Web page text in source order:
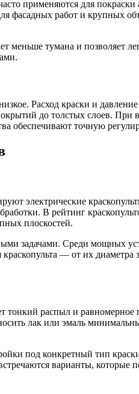
применяются для
фасадных работ и крупных
тумана и позволяет
Расход краски и
до толстых слоев. При
обеспечивают точную
электрические
В рейтинг
плоскостей.
задачами. Среди мощных
— от их диаметра
тонкий распыл и равномерное
лак или эмаль
под конкретный тип
варианты, которые